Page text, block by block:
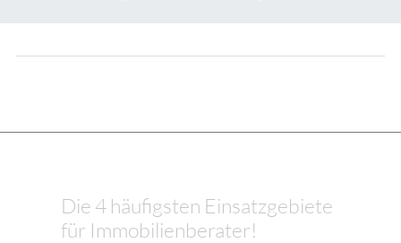
Die 4 häufigsten Einsatzgebiete
für Immobilienberater!